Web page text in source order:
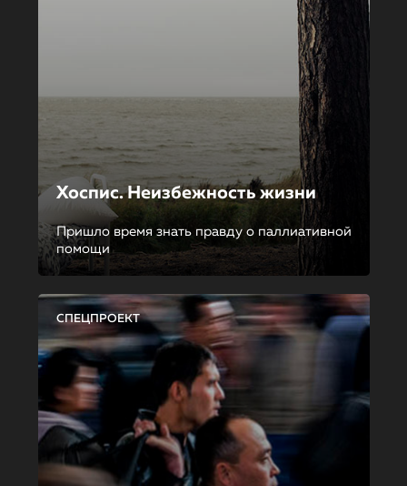
Хоспис. Неизбежность жизни
Пришло время знать правду о паллиативной
помощи
СПЕЦПРОЕКТ